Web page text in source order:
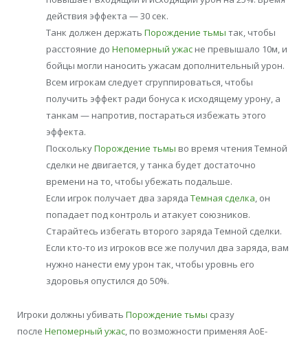
действия эффекта — 30 сек.
Танк должен держать Порождение тьмы так, чтобы
расстояние до Непомерный ужас не превышало 10м, и
бойцы могли наносить ужасам дополнительный урон.
Всем игрокам следует сгруппироваться, чтобы
получить эффект ради бонуса к исходящему урону, а
танкам — напротив, постараться избежать этого
эффекта.
ПосколькуПорождение тьмы во время чтения Темной
сделки не двигается, у танка будет достаточно
времени на то, чтобы убежать подальше.
Если игрок получает два заряда Темная сделка, он
попадает под контроль и атакует союзников.
Старайтесь избегать второго заряда Темной сделки.
Если кто-то из игроков все же получил два заряда, вам
нужно нанести ему урон так, чтобы уровнь его
здоровья опустился до 50%.
Игроки должны убивать Порождение тьмы сразу
после Непомерный ужас, по возможности применяя АоЕ-